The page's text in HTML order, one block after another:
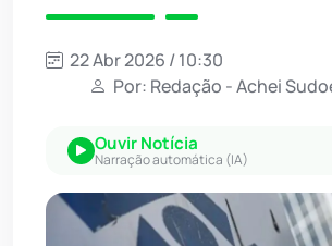
22 Abr 2026 / 10:30
Por: Redação - Achei
Ouvir Notícia
Narração automática (IA)